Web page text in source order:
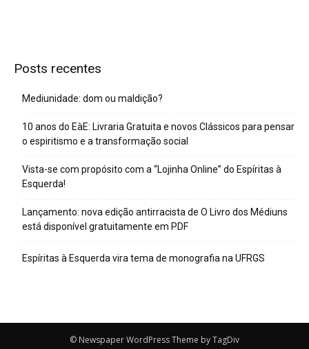
Posts recentes
Mediunidade: dom ou maldição?
10 anos do EàE: Livraria Gratuita e novos Clássicos para pensar
o espiritismo e a transformação social
Vista-se com propósito com a “Lojinha Online” do Espíritas à
Esquerda!
Lançamento: nova edição antirracista de O Livro dos Médiuns
está disponível gratuitamente em PDF
Espíritas à Esquerda vira tema de monografia na UFRGS
© Newspaper WordPress Theme by TagDiv